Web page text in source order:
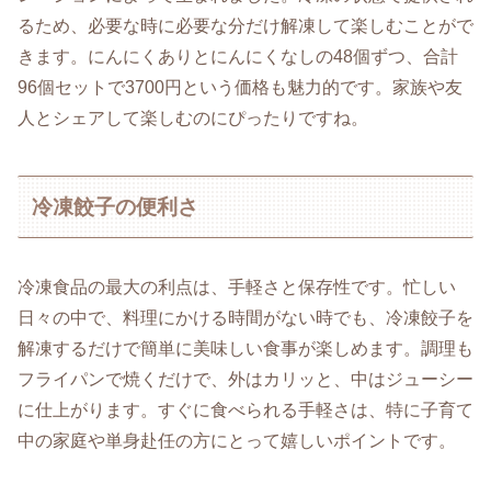
るため、必要な時に必要な分だけ解凍して楽しむことがで
きます。にんにくありとにんにくなしの48個ずつ、合計
96個セットで3700円という価格も魅力的です。家族や友
人とシェアして楽しむのにぴったりですね。
冷凍餃子の便利さ
冷凍食品の最大の利点は、手軽さと保存性です。忙しい
日々の中で、料理にかける時間がない時でも、冷凍餃子を
解凍するだけで簡単に美味しい食事が楽しめます。調理も
フライパンで焼くだけで、外はカリッと、中はジューシー
に仕上がります。すぐに食べられる手軽さは、特に子育て
中の家庭や単身赴任の方にとって嬉しいポイントです。